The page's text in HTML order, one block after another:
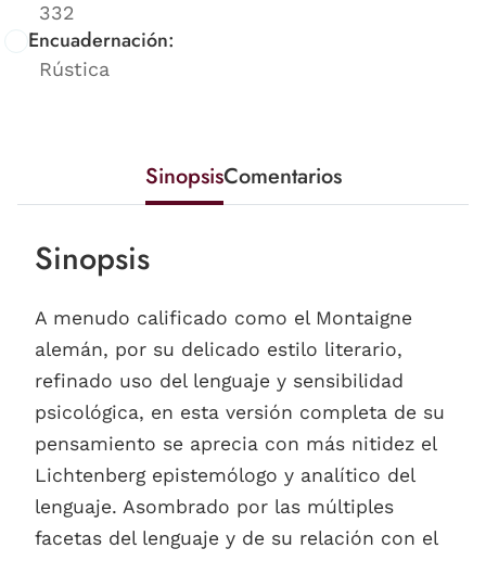
332
Encuadernación:
Rústica
SinopsisComentarios
Sinopsis
A menudo calificado como el Montaigne
alemán, por su delicado estilo literario,
refinado uso del lenguaje y sensibilidad
psicológica, en esta versión completa de su
pensamiento se aprecia con más nitidez el
Lichtenberg epistemólogo y analítico del
lenguaje. Asombrado por las múltiples
facetas del lenguaje y de su relación con el